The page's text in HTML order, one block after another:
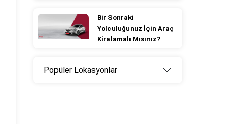
Bir Sonraki
Yolculuğunuz İçin Araç
Kiralamalı Mısınız?
Popüler Lokasyonlar